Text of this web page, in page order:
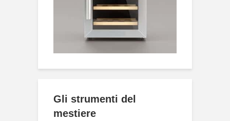
Gli strumenti del
mestiere